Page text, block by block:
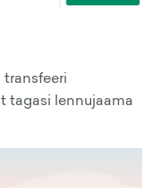
tagasi lennujaama